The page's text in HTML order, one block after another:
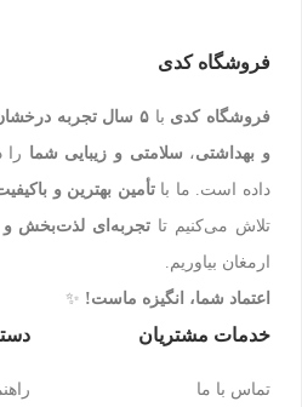
فروشگاه کدی
فروشگاه کدی با۵ سال تجربه درخشان
و بهداشتی، سلامتی و زیبایی شما را
داده است. ما باتأمین بهترین و
تلاش می‌کنیم تا تجربه‌ای لذت‌بخش
ارمغان بیاوریم.
اعتماد شما، انگیزه ماست! ✨
خدمات مشتریان
تماس با ما